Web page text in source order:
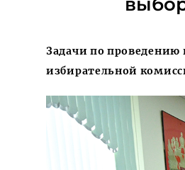
Задачи по проведению
избирательной